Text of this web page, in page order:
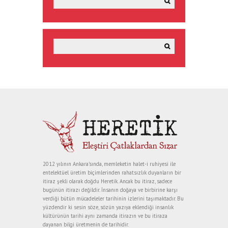
2012 yılının Ankara’sında, memleketin halet-i ruhiyesi ile
entelektüel üretim biçimlerinden rahatsızlık duyanların bir
itiraz şekli olarak doğdu Heretik. Ancak bu itiraz, sadece
bugünün itirazı değildir. İnsanın doğaya ve birbirine karşı
verdiği bütün mücadeleler tarihinin izlerini taşımaktadır. Bu
yüzdendir ki sesin söze, sözün yazıya eklendiği insanlık
kültürünün tarihi aynı zamanda itirazın ve bu itiraza
dayanan bilgi üretmenin de tarihidir.